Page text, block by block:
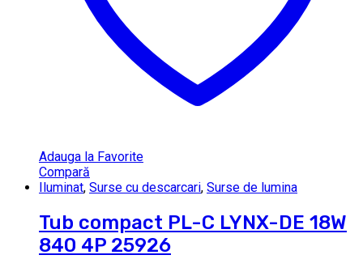
Adauga la Favorite
Compară
Iluminat, Surse cu descarcari, Surse de lumina
Tub compact PL-C LYNX-DE 18W
840 4P 25926